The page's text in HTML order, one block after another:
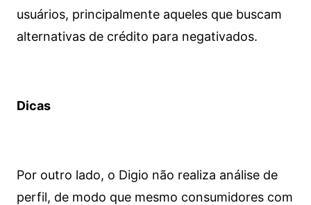
usuários, principalmente aqueles que buscam
alternativas de crédito para negativados.
Dicas
Por outro lado, o Digio não realiza análise de
perfil, de modo que mesmo consumidores com